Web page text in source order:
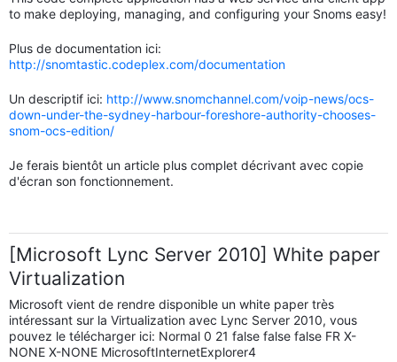
to make deploying, managing, and configuring your Snoms easy!
Plus de documentation ici:
http://snomtastic.codeplex.com/documentation
Un descriptif ici: http://www.snomchannel.com/voip-news/ocs-
down-under-the-sydney-harbour-foreshore-authority-chooses-
snom-ocs-edition/
Je ferais bientôt un article plus complet décrivant avec copie
d'écran son fonctionnement.
[Microsoft Lync Server 2010] White paper
Virtualization
Microsoft vient de rendre disponible un white paper très
intéressant sur la Virtualization avec Lync Server 2010, vous
pouvez le télécharger ici: Normal 0 21 false false false FR X-
NONE X-NONE MicrosoftInternetExplorer4